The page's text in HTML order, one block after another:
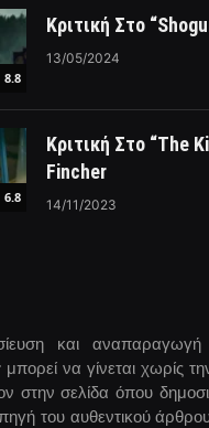
8.8
Κριτική Στο
13/05/2024
6.8
Κριτική Στο “The
Fincher
14/11/2023
και
μπορεί να γίνεται χωρίς
στην σελίδα όπου
του αυθεντικού